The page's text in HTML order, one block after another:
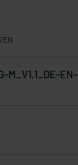
M_V1.1_DE-